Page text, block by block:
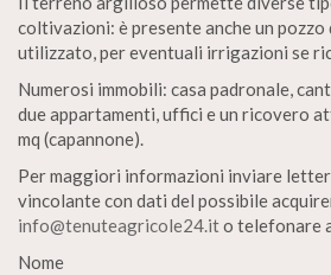
coltivazioni: è presente anche un pozzo
utilizzato, per eventuali irrigazioni se
Numerosi immobili: casa padronale,
due appartamenti, uffici e un ricovero
mq (capannone).
Per maggiori informazioni inviare
vincolante con dati del possibile
info@tenuteagricole24.ito telefonare
Nome